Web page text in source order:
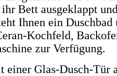
Bett ausgeklappt
Ihnen ein Duschbad
Kochfeld,
zur Verfügung.
einer Glas-Dusch-Tür